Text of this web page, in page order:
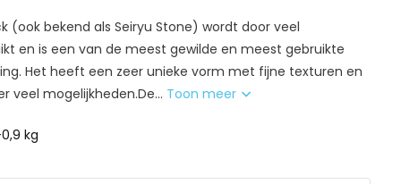
(ook bekend als Seiryu Stone) wordt door veel
en is een van de meest gewilde en meest gebruikte
Het heeft een zeer unieke vorm met fijne texturen en
veel mogelijkheden.De... Toon meer
kg